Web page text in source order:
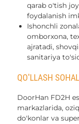
qarab o'tish
foydalanish
Ishonchli
omborxona,
ajratadi,
sanitariya
QO'LLASH
DoorHan FD2H
markazlarida,
do'konlar va